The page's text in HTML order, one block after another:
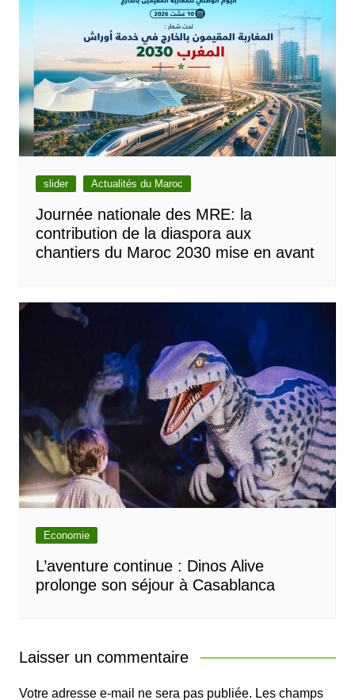
slider Actualités du Maroc
Journée nationale des MRE: la
contribution de la diaspora aux
chantiers du Maroc 2030 mise en avant
Economie
L’aventure continue : Dinos Alive
prolonge son séjour à Casablanca
Laisser un commentaire
Votre adresse e-mail ne sera pas publiée. Les champs